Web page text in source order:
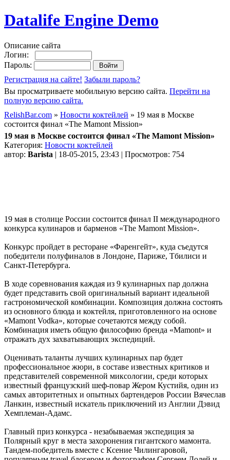
Datalife Engine Demo
Описание сайта
Логин:
Пароль:
Регистрация на сайте! Забыли пароль?
Вы просматриваете мобильную версию сайта. Перейти на
полную версию сайта.
RelishBar.com » Новости коктейлей » 19 мая в Москве
состоится финал «The Mamont Mission»
19 мая в Москве состоится финал «The Mamont Mission»
Категория: Новости коктейлей
автор: Barista | 18-05-2015, 23:43 | Просмотров: 754
19 мая в столице России состоится финал II международного
конкурса кулинаров и барменов «The Mamont Mission».
Конкурс пройдет в ресторане «Фаренгейт», куда съедутся
победители полуфиналов в Лондоне, Париже, Тбилиси и
Санкт-Петербурга.
В ходе соревнования каждая из 9 кулинарных пар должна
будет представить свой оригинальный вариант идеальной
гастрономической комбинации. Композиция должна состоять
из основного блюда и коктейля, приготовленного на основе
«Mamont Vodka», которые сочетаются между собой.
Комбинация иметь общую философию бренда «Mamont» и
отражать дух захватывающих экспедиций.
Оценивать таланты лучших кулинарных пар будет
профессиональное жюри, в составе известных критиков и
представителей современной миксологии, среди которых
известный французский шеф-повар Жером Кустийя, один из
самых авторитетных и опытных бартендеров России Вячеслав
Ланкин, известный искатель приключений из Англии Дэвид
Хемплеман-Адамс.
Главный приз конкурса - незабываемая экспедиция за
Полярный круг в места захоронения гигантского мамонта.
Тандем-победитель вместе с Ксение Чилингаровой,